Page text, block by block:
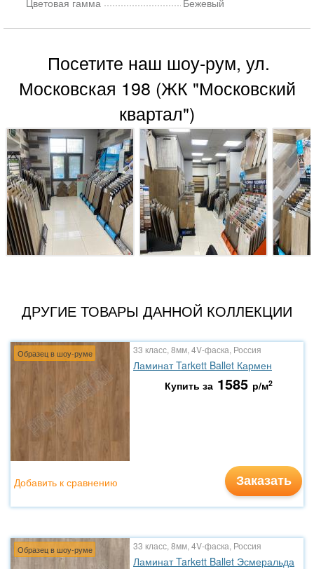
Цветовая гамма Бежевый
Посетите наш шоу-рум, ул.
Московская 198 (ЖК "Московский
квартал")
ДРУГИЕ ТОВАРЫ ДАННОЙ КОЛЛЕКЦИИ
Образец в шоу-руме 33 класс, 8мм, 4V-фаска, Россия
Ламинат Tarkett Ballet Кармен
Купить за 1585 р/м2
Заказать
Добавить к сравнению
Образец в шоу-руме 33 класс, 8мм, 4V-фаска, Россия
Ламинат Tarkett Ballet Эсмеральда